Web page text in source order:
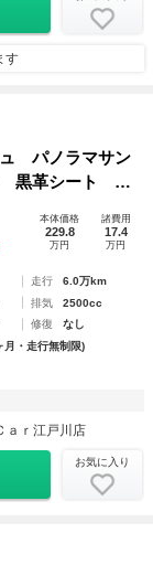
す
パノラマサン
黒革シート ナ
動シート メモ
トクルーズ Ｅ
本体価格
229.8
万円
諸費用
17.4
万円
走行
6.0万km
排気
2500cc
修復
なし
月・走行無制限)
ａｒ江戸川店
お気に入り